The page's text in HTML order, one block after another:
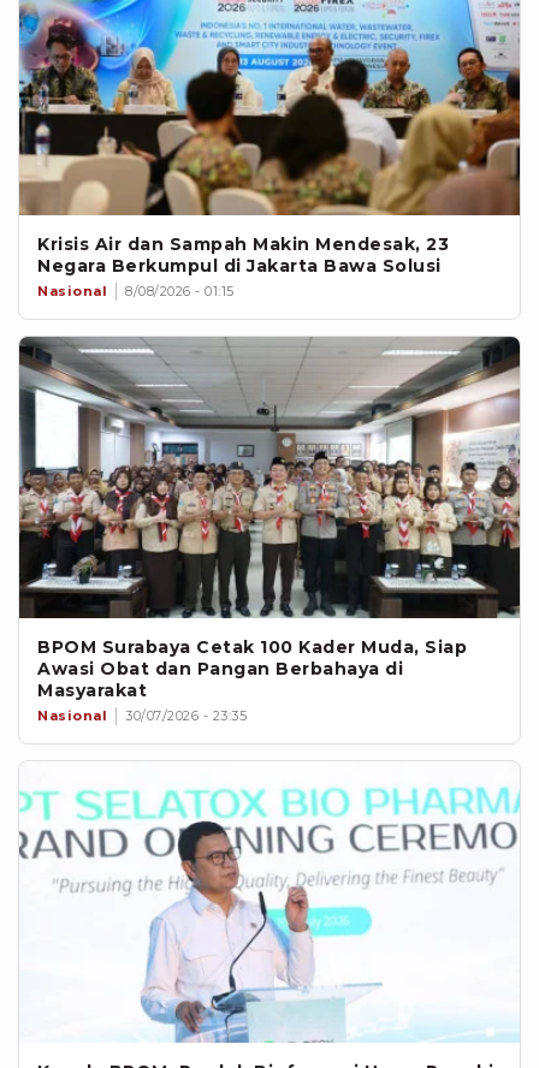
Krisis Air dan Sampah Makin Mendesak, 23
Negara Berkumpul di Jakarta Bawa Solusi
Nasional 8/08/2026 - 01:15
BPOM Surabaya Cetak 100 Kader Muda, Siap
Awasi Obat dan Pangan Berbahaya di
Masyarakat
Nasional 30/07/2026 - 23:35